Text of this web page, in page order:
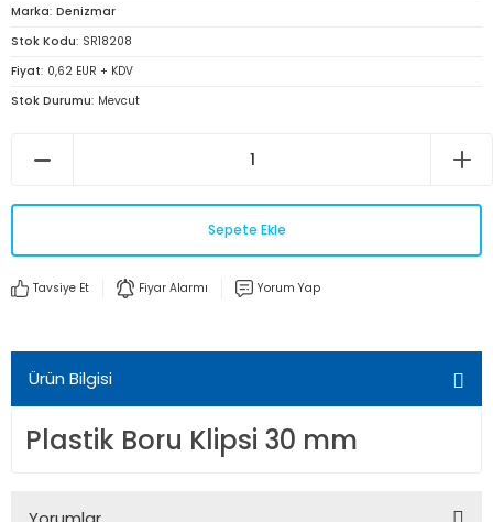
Marka Denizmar
Stok Kodu SR18208
Fiyat 0,62 EUR + KDV
Stok Durumu Mevcut
Sepete Ekle
Tavsiye Et Fiyar Alarmı Yorum Yap
Ürün Bilgisi
Plastik Boru Klipsi 30 mm